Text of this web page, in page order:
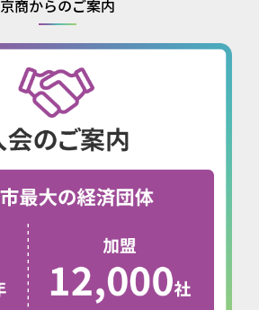
京商からのご案内